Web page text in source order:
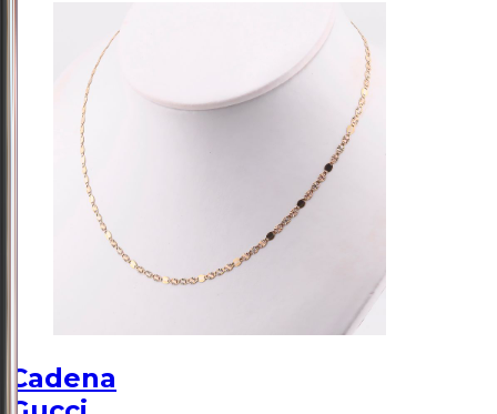
Cadena